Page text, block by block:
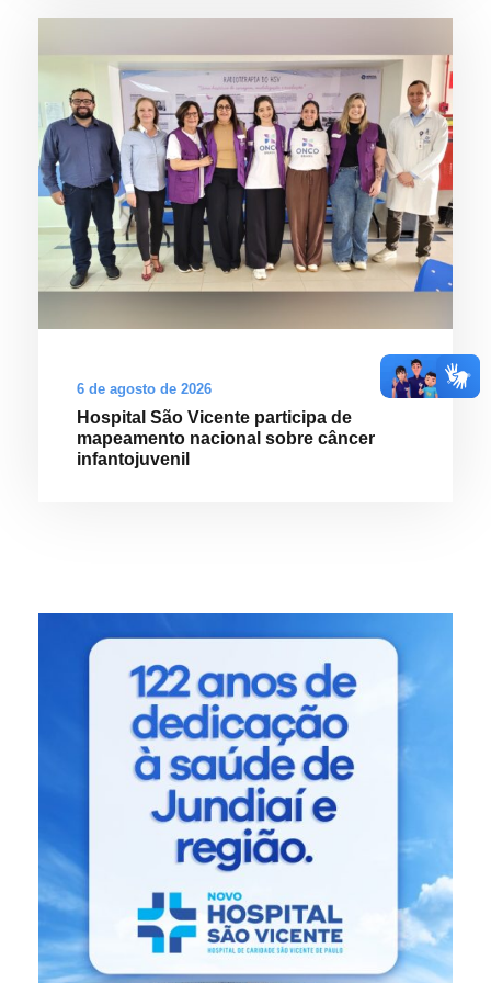
6 de agosto de 2026
Hospital São Vicente participa de
mapeamento nacional sobre câncer
infantojuvenil